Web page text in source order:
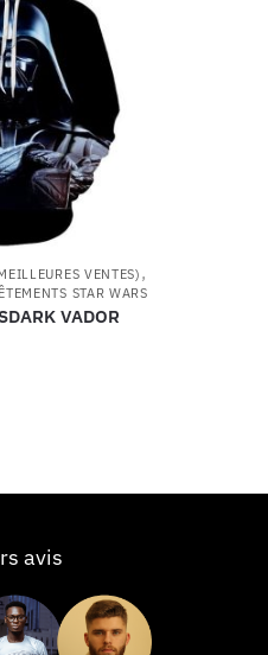
VENTES) ,
STAR WARS
VADOR
avis